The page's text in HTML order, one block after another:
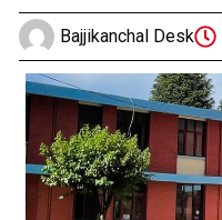
Bajjikanchal Desk